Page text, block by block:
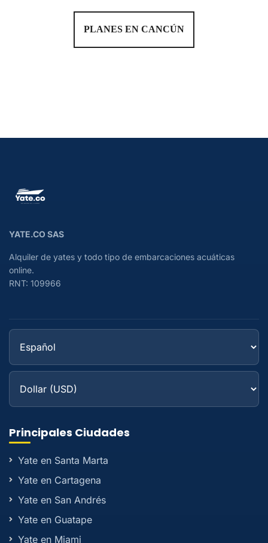
PLANES EN CANCÚN
YATE.CO SAS
Alquiler de yates y todo tipo de embarcaciones acuáticas
online.
RNT: 109966
Principales Ciudades
Yate en Santa Marta
Yate en Cartagena
Yate en San Andrés
Yate en Guatape
Yate en Miami